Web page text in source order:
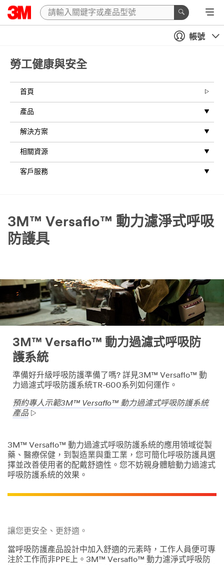
帳號
勞工健康與安全
首頁
產品
解決方案
相關資源
客戶服務
3M™ Versaflo™ 動力濾淨式呼吸
防護具
3M™ Versaflo™ 動力過濾式呼吸防
護系統
準備好升級呼吸防護準備了嗎? 詳見3M™ Versaflo™ 動
力過濾式呼吸防護系統TR-600系列如何運作。
預約專人示範3M™ Versaflo™ 動力過濾式呼吸防護系統
產品
3M™ Versaflo™ 動力過濾式呼吸防護系統的應用領域從製
藥、醫療保健，到製造業與重工業，您可簡化呼吸防護具選
擇並改善使用者的配戴舒適性。您不妨親身體驗動力過濾式
呼吸防護系統的效果。
讓您更安全、更舒適。
當呼吸防護產品設計中加入舒適的元素時，工作人員便可專
注於工作而非PPE上。3M™ Versaflo™ 動力濾淨式呼吸防